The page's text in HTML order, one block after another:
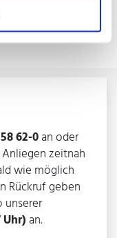
62-0an oder
zeitnah
wie möglich
Rückruf geben
unserer
Uhr) an.